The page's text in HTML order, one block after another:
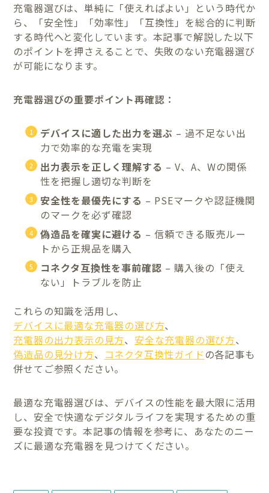
充電器選びは、単純に「使えればよい」という時代か
ら、「安全性」「効率性」「互換性」を総合的に判断
する時代へと変化しています。本記事で解説した以下
のポイントを押さえることで、失敗のない充電器選び
が可能になります。
充電器選びの重要ポイント再確認：
デバイスに適した出力を選ぶ – 過不足ない出
力で効率的な充電を実現
出力表示を正しく理解する – V、A、Wの関係
性を把握し適切な判断を
安全性を最優先にする – PSEマークや認証機関
のマークを必ず確認
偽造品を確実に避ける – 信頼できる販売ルー
トから正規品を購入
コネクタ互換性を事前確認 – 購入後の「使え
ない」トラブルを防止
これらの知識を活用し、
デバイスに最適な充電器の選び方、
充電器の出力表示の見方、 安全な充電器の選び方、
偽造品の見分け方、 コネクタ互換性ガイド の各記事も
併せてご参照ください。
最適な充電器選びは、デバイスの性能を最大限に活用
し、安全で快適なデジタルライフを実現するための重
要な投資です。本記事の情報を参考に、あなたのニー
ズに最適な充電器を見つけてください。